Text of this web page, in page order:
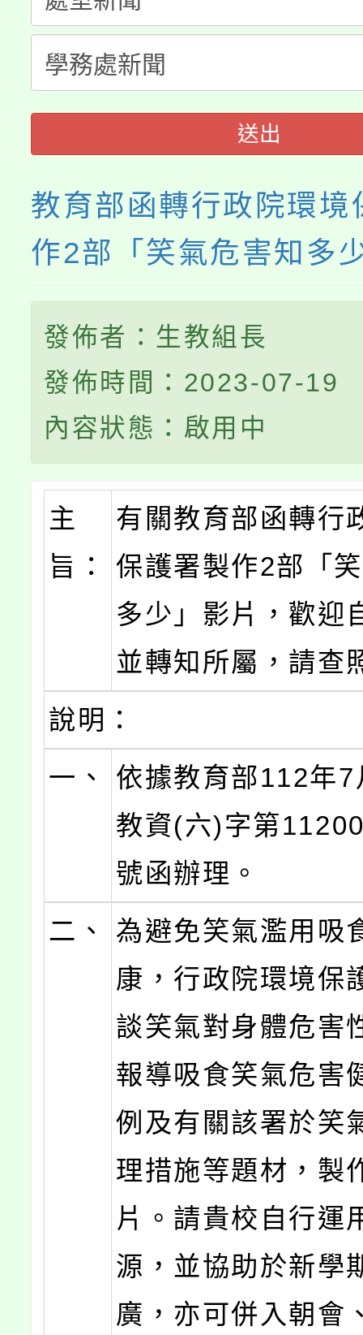
代理(課)教師甄選結果(
代理(課)教師甄選結果(
轉知中國文化大學推廣
《TA101》溝通分析基
程，歡迎學生輔導中心
系所師生報名參加。
送出
教育部函轉行政院環境
作2部「笑氣危害知多
發佈者：生教組長
發佈時間：2023-07-19
內容狀態：啟用中
主
旨：
有關教育部函轉行
保護署製作2部「
多少」影片，歡迎
並轉知所屬，請查
說明：
一、
依據教育部112年
教資(六)字第
號函辦理。
二、
為避免笑氣濫用吸
康，行政院環境保
談笑氣對身體危害
報導吸食笑氣危害
例及有關該署於笑
理措施等題材，製
片。請貴校自行運
源，並協助於新學
廣，亦可併入朝會